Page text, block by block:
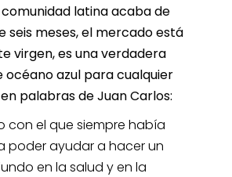
latina acaba de
seis meses, el mercado está
virgen, es una verdadera
océano azul para cualquier
palabras de Juan Carlos:
con el que siempre había
poder ayudar a hacer un
en la salud y en la